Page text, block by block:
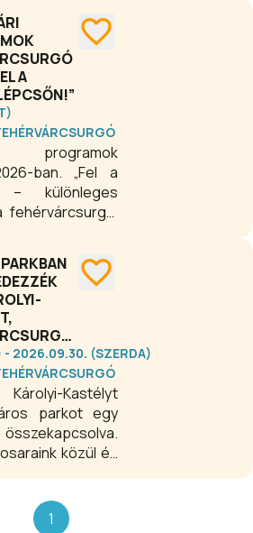
valamint
várják a
minden
kínál
meg múltunk
ünnepeljük
és tartalmas
A
látogatható.
A
ban. „Fel a
– különleges
és irodalmi
havonta
FEHÉRVÁRCSURGÓN
- 2026.09.30. (SZERDA)
Kastélyt
parkot egy
közül és
1